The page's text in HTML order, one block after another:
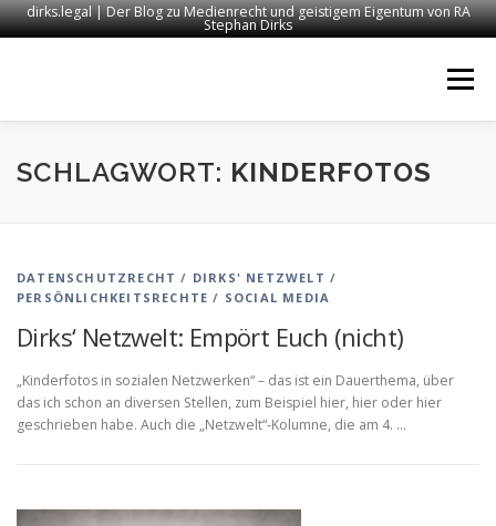
dirks.legal | Der Blog zu Medienrecht und geistigem Eigentum von RA
Stephan Dirks
Menü
START KONTAKT RECHTSANWALT DIRKS
SCHLAGWORT: KINDERFOTOS
DATENSCHUTZRECHT / DIRKS' NETZWELT /
PERSÖNLICHKEITSRECHTE / SOCIAL MEDIA
Dirks‘ Netzwelt: Empört Euch (nicht)
„Kinderfotos in sozialen Netzwerken“ – das ist ein Dauerthema, über
das ich schon an diversen Stellen, zum Beispiel hier, hier oder hier
geschrieben habe. Auch die „Netzwelt“-Kolumne, die am 4. …